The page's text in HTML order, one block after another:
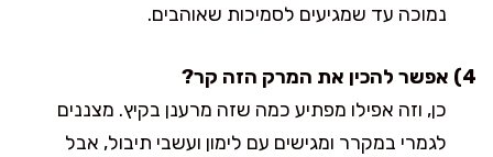
נמוכה עד שמגיעים לסמיכות שאוהבים.
4) אפשר להכין את המרק הזה קר?
כן, וזה אפילו מפתיע כמה שזה מרענן בקיץ. מצננים
לגמרי במקרר ומגישים עם לימון ועשבי תיבול, אבל